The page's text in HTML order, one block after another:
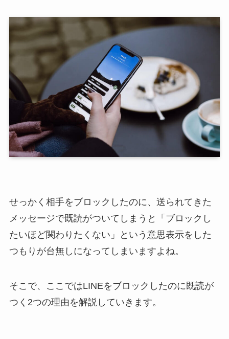
せっかく相手をブロックしたのに、送られてきた
メッセージで既読がついてしまうと「ブロックし
たいほど関わりたくない」という意思表示をした
つもりが台無しになってしまいますよね。
そこで、ここではLINEをブロックしたのに既読が
つく2つの理由を解説していきます。